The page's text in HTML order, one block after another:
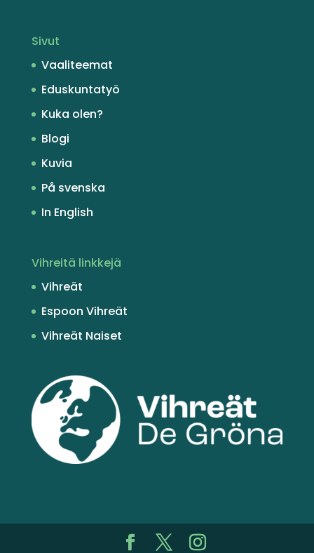
Sivut
Vaaliteemat
Eduskuntatyö
Kuka olen?
Blogi
Kuvia
På svenska
In English
Vihreitä linkkejä
Vihreät
Espoon Vihreät
Vihreät Naiset